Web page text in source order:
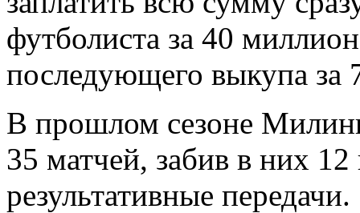
футболиста за 40
последующего выкупа за
В прошлом сезоне
35 матчей, забив в них 12
результативные передачи.